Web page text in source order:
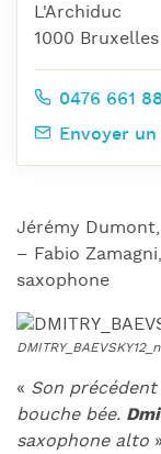
Jérémy
– Fabio
saxophone
« Son
bouche bée.
saxophone alto
L'Archiduc
1000 Bruxelles
0476 661
Envoyer